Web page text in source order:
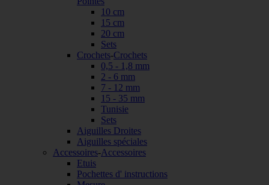
10 cm
15 cm
20 cm
Sets
Crochets-Crochets
0,5 - 1,8 mm
2 - 6 mm
7 - 12 mm
15 - 35 mm
Tunisie
Sets
Aiguilles Droites
Aiguilles spéciales
Accessoires-Accessoires
Etuis
Pochettes d' instructions